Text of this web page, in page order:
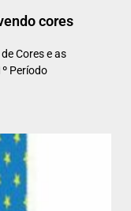
cores
Cores e as
Período